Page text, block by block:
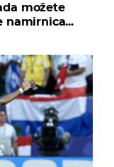
možete
namirnica...